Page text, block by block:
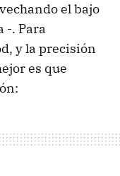
el bajo
-. Para
y la precisión
es que